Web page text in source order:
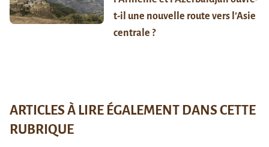
t-il une nouvelle route vers l’Asie
centrale ?
ARTICLES À LIRE ÉGALEMENT DANS CETTE
RUBRIQUE